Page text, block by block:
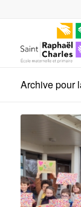
Archive pour